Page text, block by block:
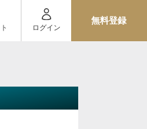
ログイン
無料登録